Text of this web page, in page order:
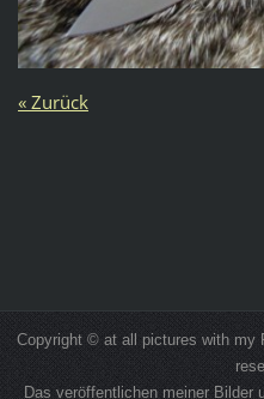
« Zurück
Copyright © at all pictures with my
Das veröffentlichen meiner Bilder